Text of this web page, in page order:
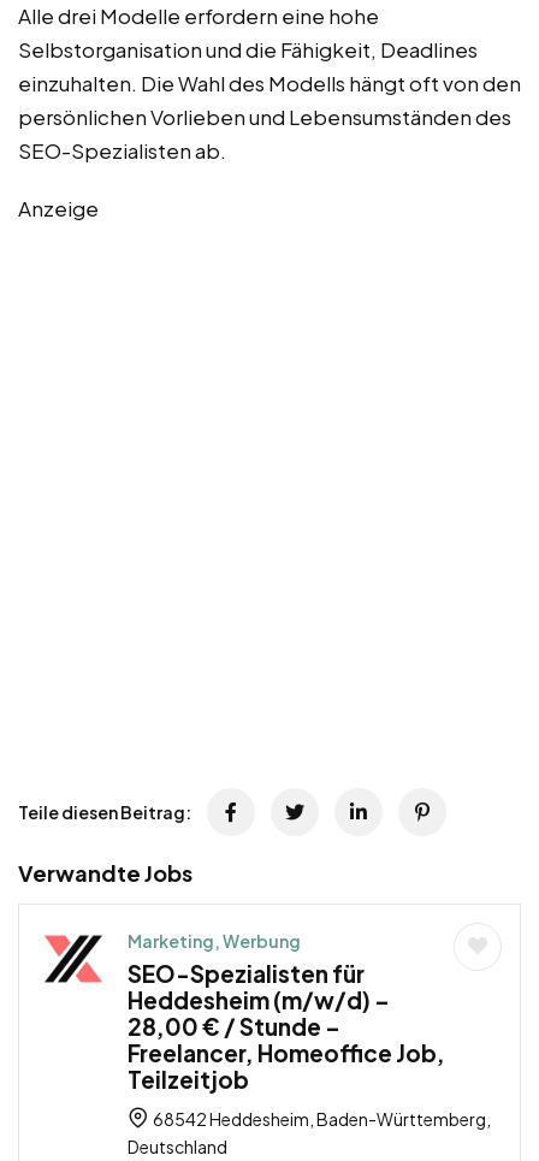
Alle drei Modelle erfordern eine hohe
Selbstorganisation und die Fähigkeit, Deadlines
einzuhalten. Die Wahl des Modells hängt oft von den
persönlichen Vorlieben und Lebensumständen des
SEO-Spezialisten ab.
Anzeige
Teile diesen Beitrag:
Verwandte Jobs
Marketing, Werbung
SEO-Spezialisten für
Heddesheim (m/w/d) –
28,00 € / Stunde –
Freelancer, Homeoffice Job,
Teilzeitjob
68542 Heddesheim, Baden-Württemberg,
Deutschland